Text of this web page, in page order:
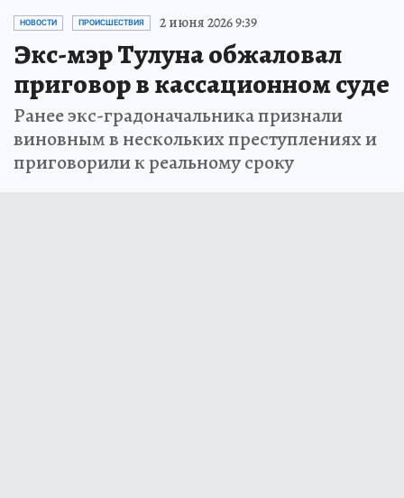
НОВОСТИ ПРОИСШЕСТВИЯ 2 июня 2026 9:39
Экс-мэр Тулуна обжаловал
приговор в кассационном суде
Ранее экс-градоначальника признали
виновным в нескольких преступлениях и
приговорили к реальному сроку